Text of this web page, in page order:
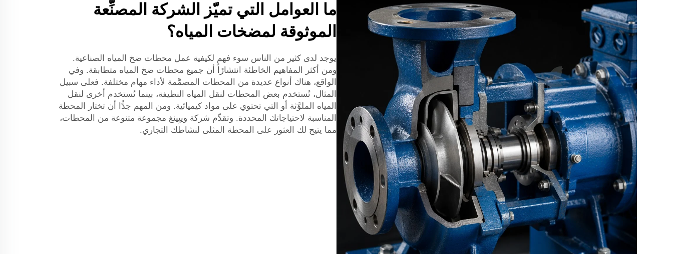
ما العوامل التي تميّز الشركة المصنِّعة
الموثوقة لمضخات المياه؟
يوجد لدى كثير من الناس سوء فهمٍ لكيفية عمل محطات ضخ المياه الصناعية.
ومن أكثر المفاهيم الخاطئة انتشارًا أن جميع محطات ضخ المياه متطابقة. وفي
الواقع، هناك أنواع عديدة من المحطات المصمَّمة لأداء مهام مختلفة. فعلى سبيل
المثال، تُستخدم بعض المحطات لنقل المياه النظيفة، بينما تُستخدم أخرى لنقل
المياه الملوَّثة أو التي تحتوي على مواد كيميائية. ومن المهم جدًّا أن تختار المحطة
المناسبة لاحتياجاتك المحددة. وتقدِّم شركة وييِينغ مجموعة متنوعة من المحطات،
مما يتيح لك العثور على المحطة المثلى لنشاطك التجاري.